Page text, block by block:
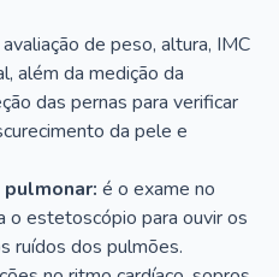
avaliação de peso, altura, IMC
além da medição da
das pernas para verificar
da pele e
é o exame no
o estetoscópio para ouvir os
ruídos dos pulmões.